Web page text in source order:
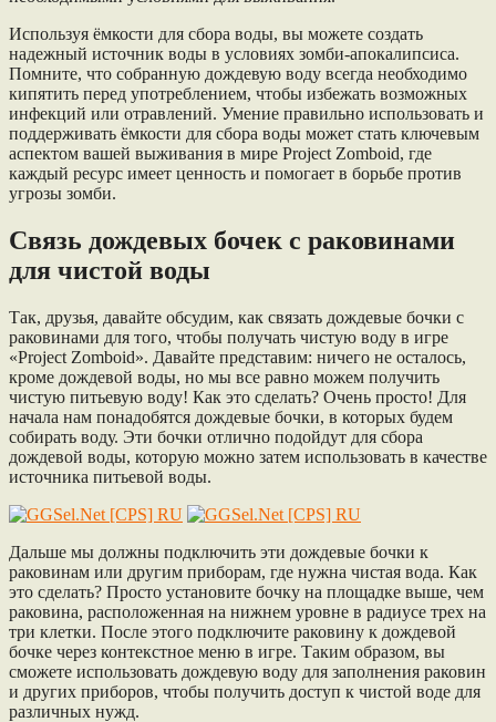
Используя ёмкости для сбора воды, вы можете создать
надежный источник воды в условиях зомби-апокалипсиса.
Помните, что собранную дождевую воду всегда необходимо
кипятить перед употреблением, чтобы избежать возможных
инфекций или отравлений. Умение правильно использовать и
поддерживать ёмкости для сбора воды может стать ключевым
аспектом вашей выживания в мире Project Zomboid, где
каждый ресурс имеет ценность и помогает в борьбе против
угрозы зомби.
Связь дождевых бочек с раковинами
для чистой воды
Так, друзья, давайте обсудим, как связать дождевые бочки с
раковинами для того, чтобы получать чистую воду в игре
«Project Zomboid». Давайте представим: ничего не осталось,
кроме дождевой воды, но мы все равно можем получить
чистую питьевую воду! Как это сделать? Очень просто! Для
начала нам понадобятся дождевые бочки, в которых будем
собирать воду. Эти бочки отлично подойдут для сбора
дождевой воды, которую можно затем использовать в качестве
источника питьевой воды.
Дальше мы должны подключить эти дождевые бочки к
раковинам или другим приборам, где нужна чистая вода. Как
это сделать? Просто установите бочку на площадке выше, чем
раковина, расположенная на нижнем уровне в радиусе трех на
три клетки. После этого подключите раковину к дождевой
бочке через контекстное меню в игре. Таким образом, вы
сможете использовать дождевую воду для заполнения раковин
и других приборов, чтобы получить доступ к чистой воде для
различных нужд.